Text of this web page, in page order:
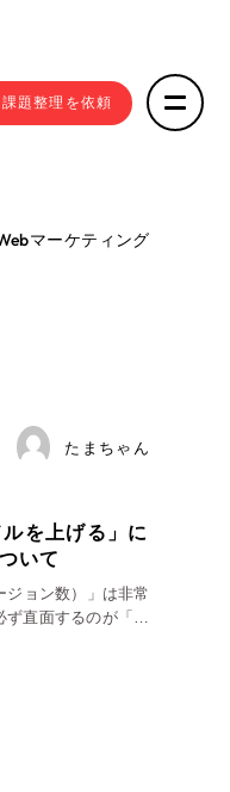
タイムに可
題整理を依頼
マーケティング
たまちゃん
を上げる」に
いて
ジョン数）」は非常
ず直面するのが「問